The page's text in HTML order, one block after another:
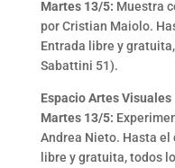
Martes 13/5: Muestra
por Cristian Maiolo.
Entrada libre y
Sabattini 51).
Espacio Artes Visuales
Martes 13/5:
Andrea Nieto. Hasta el
libre y gratuita, todos